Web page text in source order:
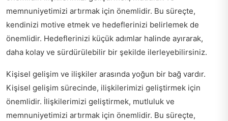
memnuniyetimizi artırmak için önemlidir. Bu süreçte,
kendinizi motive etmek ve hedeflerinizi belirlemek de
önemlidir. Hedeflerinizi küçük adımlar halinde ayırarak,
daha kolay ve sürdürülebilir bir şekilde ilerleyebilirsiniz.
Kişisel gelişim ve ilişkiler arasında yoğun bir bağ vardır.
Kişisel gelişim sürecinde, ilişkilerimizi geliştirmek için
önemlidir. İlişkilerimizi geliştirmek, mutluluk ve
memnuniyetimizi artırmak için önemlidir. Bu süreçte,